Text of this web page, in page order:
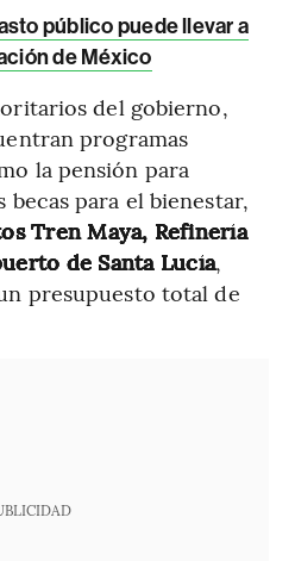
público puede llevar a
de México
del gobierno,
programas
la pensión para
para el bienestar,
Tren Maya, Refinería
de Santa Lucía,
presupuesto total de